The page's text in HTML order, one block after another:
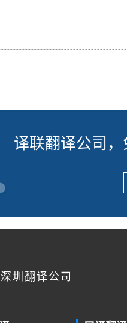
译联翻译公司
圳翻译公司